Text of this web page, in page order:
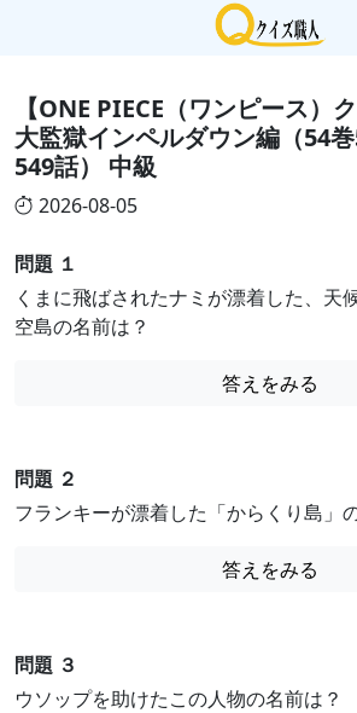
【ONE PIECE（ワンピース）
大監獄インペルダウン編（54
549話） 中級
2026-08-05
問題 １
くまに飛ばされたナミが漂着した、天
空島の名前は？
答えをみる
問題 ２
フランキーが漂着した「からくり島」
答えをみる
問題 ３
ウソップを助けたこの人物の名前は？